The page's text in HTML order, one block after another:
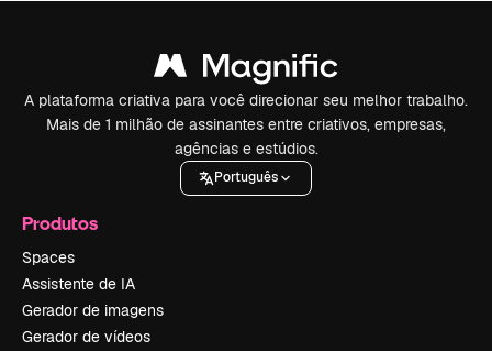
A plataforma criativa para você direcionar seu melhor trabalho.
Mais de 1 milhão de assinantes entre criativos, empresas,
agências e estúdios.
Português
Produtos
Spaces
Assistente de IA
Gerador de imagens
Gerador de vídeos